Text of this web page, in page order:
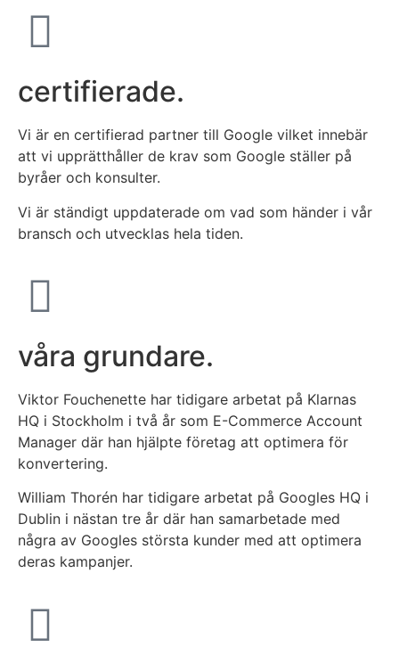
certifierade.
Vi är en certifierad partner till Google vilket innebär
att vi upprätthåller de krav som Google ställer på
byråer och konsulter.
Vi är ständigt uppdaterade om vad som händer i vår
bransch och utvecklas hela tiden.
våra grundare.
Viktor Fouchenette har tidigare arbetat på Klarnas
HQ i Stockholm i två år som E-Commerce Account
Manager där han hjälpte företag att optimera för
konvertering.
William Thorén har tidigare arbetat på Googles HQ i
Dublin i nästan tre år där han samarbetade med
några av Googles största kunder med att optimera
deras kampanjer.